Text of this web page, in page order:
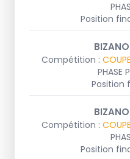
Position
Compétition :
PHASE
Position
Compétition :
Position